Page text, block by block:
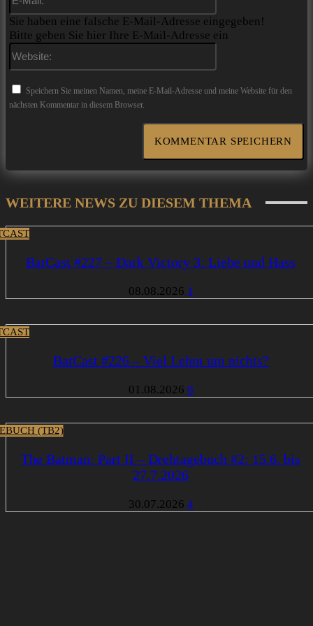
Sie haben eine falsche E-Mail-Adresse eingegeben!
Bitte geben Sie hier Ihre E-Mail-Adresse ein
Speichern Sie meinen Namen, meine E-Mail-Adresse und meine Website für den
nächsten Kommentar in diesem Browser.
WEITERE NEWS ZU DIESEM THEMA
BatCast #227 – Dark Victory 3: Liebe und Hass
08.08.2026 1
BatCast #226 – Viel Lehm um nichts?
01.08.2026 0
(TB2)
The Batman: Part II – Drehtagebuch #2: 15.6. bis
27.7.2026
30.07.2026 4